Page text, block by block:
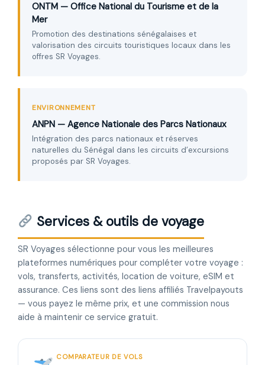
ONTM — Office National du Tourisme et de la
Mer
Promotion des destinations sénégalaises et
valorisation des circuits touristiques locaux dans les
offres SR Voyages.
ENVIRONNEMENT
ANPN — Agence Nationale des Parcs Nationaux
Intégration des parcs nationaux et réserves
naturelles du Sénégal dans les circuits d’excursions
proposés par SR Voyages.
Services & outils de voyage
SR Voyages sélectionne pour vous les meilleures
plateformes numériques pour compléter votre voyage :
vols, transferts, activités, location de voiture, eSIM et
assurance. Ces liens sont des liens affiliés Travelpayouts
— vous payez le même prix, et une commission nous
aide à maintenir ce service gratuit.
COMPARATEUR DE VOLS